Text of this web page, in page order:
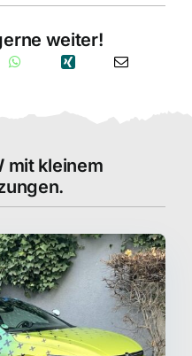
weiter!
mit kleinem